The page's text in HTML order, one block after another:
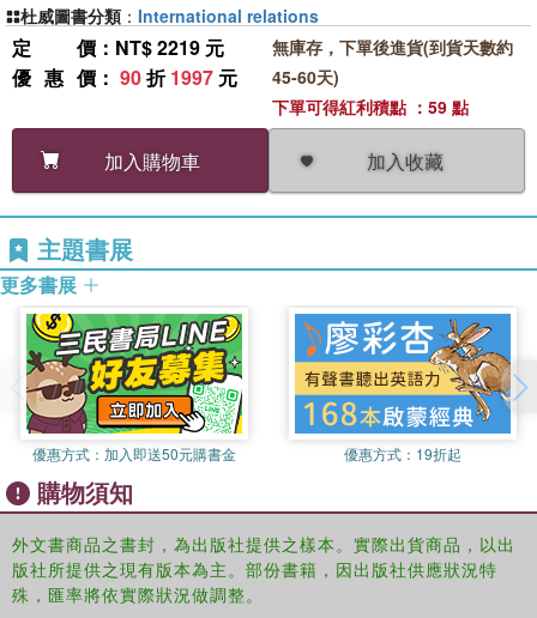
定價 ：NT$ 2219 元
優惠價 ： 90折1997 元
加入購物車 加入收藏
無庫存，下單後進貨(到貨天數約
45-60天)
下單可得紅利積點 ：59 點
杜威圖書分類 ： International relations
主題書展
更多書展
優惠方式： 加入即送50元購書金 優惠方式： 19折起
購物須知
外文書商品之書封，為出版社提供之樣本。實際出貨商品，以出
版社所提供之現有版本為主。部份書籍，因出版社供應狀況特
殊，匯率將依實際狀況做調整。